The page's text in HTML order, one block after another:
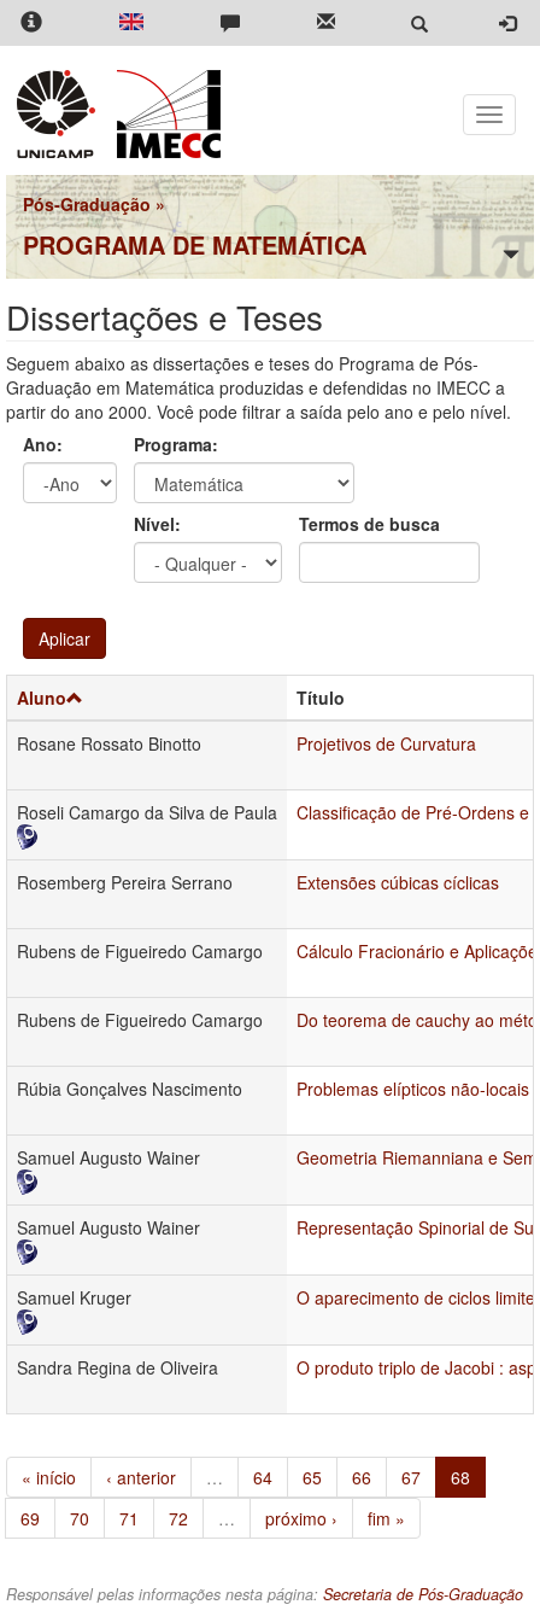
Pular
para
conteúdo
principal
Toggle
Pós-Graduação »
PROGRAMA DE MATEMÁTICA
Dissertações e Teses
Seguem abaixo as dissertações e teses do Programa de Pós-
Graduação em Matemática produzidas e defendidas no IMECC a
partir do ano 2000. Você pode filtrar a saída pelo ano e pelo nível.
Ano:
Programa:
Nível: Termos de busca
Aplicar
Aluno
Título
Rosane Rossato Binotto
Projetivos de Curvatura
Roseli Camargo da Silva de Paula Classificação de Pré-Ordens e
Rosemberg Pereira Serrano Extensões cúbicas cíclicas
Rubens de Figueiredo Camargo Cálculo Fracionário e
Rubens de Figueiredo Camargo Do teorema de cauchy ao
Rúbia Gonçalves Nascimento Problemas elípticos não-locais
Samuel Augusto Wainer Geometria Riemanniana e
Samuel Augusto Wainer Representação Spinorial de
Samuel Kruger O aparecimento de ciclos
Sandra Regina de Oliveira O produto triplo de Jacobi :
« início ‹ anterior … 64 65 66 67
68
69
70 71 72 … próximo › fim »
Responsável pelas informações nesta página: Secretaria de Pós-Graduação